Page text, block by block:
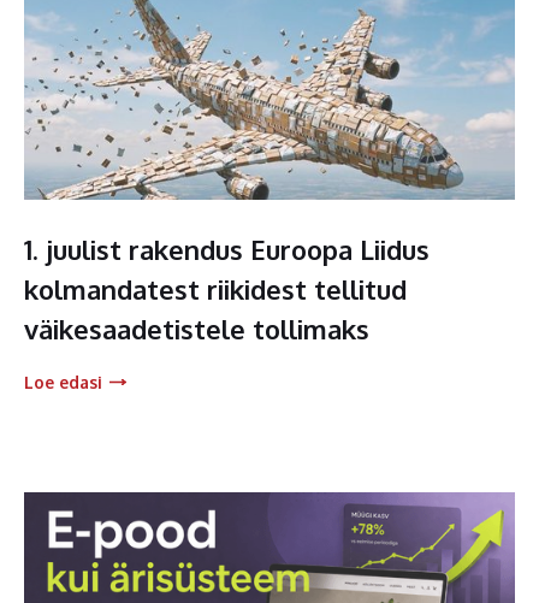
1. juulist rakendus Euroopa Liidus
kolmandatest riikidest tellitud
väikesaadetistele tollimaks
Loe edasi